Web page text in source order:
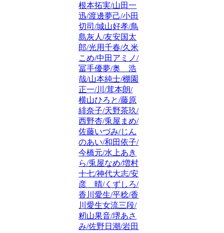
根本拓実/山田一
迅/渡邊夢己/小田
切司/城山好孝/鳥
島灰人/友安国太
郎/光用千春/久米
こめ/中田アミノ/
冨手優夢/奥 浩
哉/山本純士/棚園
正一/川/茸本朗/
横山ひろと/藤原
緋奈子/天野茶玖/
西野杏/兎屋まめ/
佐藤いづみ/じん
のあい/和田依子/
今橋元/水上あき
ら/兎屋なめ/増村
十七/神代大志/安
彦 晴/くずしろ/
香川愛生/平稔/香
川愛生女流三段/
籾山果音/堺あさ
み/佐野日潮/岩田